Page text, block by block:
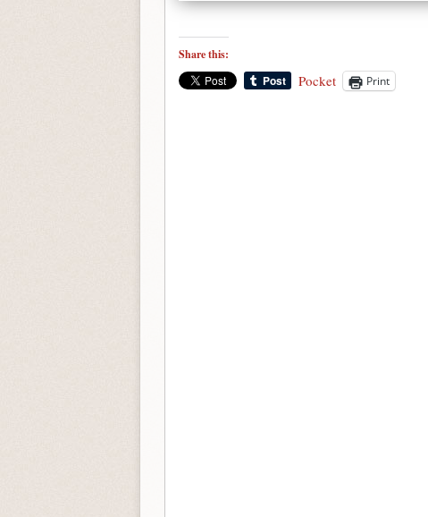
Share this:
Pocket Print